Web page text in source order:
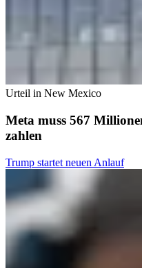
Urteil in New Mexico
Meta muss 567
zahlen
Trump startet neuen Anlauf